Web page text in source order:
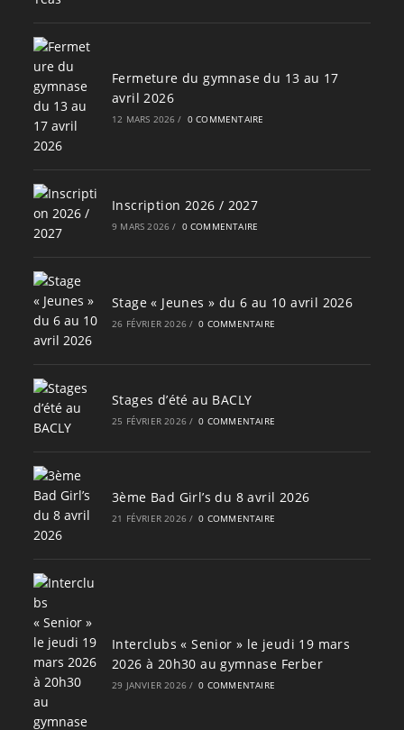
Fermeture du gymnase du 13 au 17
avril 2026
12 MARS 2026 / 0 COMMENTAIRE
Inscription 2026 / 2027
9 MARS 2026 / 0 COMMENTAIRE
Stage « Jeunes » du 6 au 10 avril 2026
26 FÉVRIER 2026 / 0 COMMENTAIRE
Stages d’été au BACLY
25 FÉVRIER 2026 / 0 COMMENTAIRE
3ème Bad Girl’s du 8 avril 2026
21 FÉVRIER 2026 / 0 COMMENTAIRE
Interclubs « Senior » le jeudi 19 mars
2026 à 20h30 au gymnase Ferber
29 JANVIER 2026 / 0 COMMENTAIRE